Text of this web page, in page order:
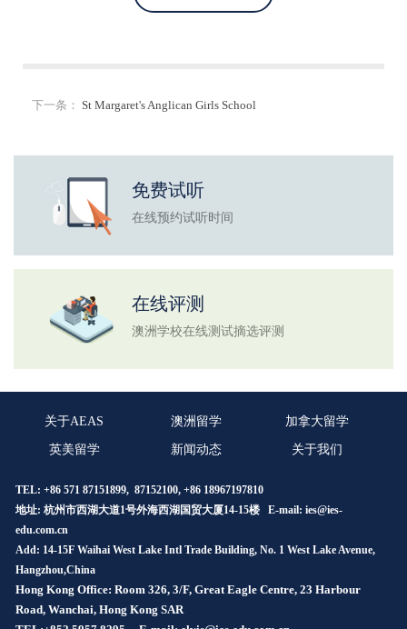
下一条： St Margaret's Anglican Girls School
免费试听
在线预约试听时间
在线评测
澳洲学校在线测试摘选评测
关于AEAS 澳洲留学 加拿大留学
英美留学 新闻动态 关于我们
TEL: +86 571 87151899, 87152100, +86 18967197810
地址: 杭州市西湖大道1号外海西湖国贸大厦14-15楼 E-mail: ies@ies-
edu.com.cn
Add: 14-15F Waihai West Lake Intl Trade Building, No. 1 West Lake Avenue,
Hangzhou,China
Hong Kong Office: Room 326, 3/F, Great Eagle Centre, 23 Harbour
Road, Wanchai, Hong Kong SAR